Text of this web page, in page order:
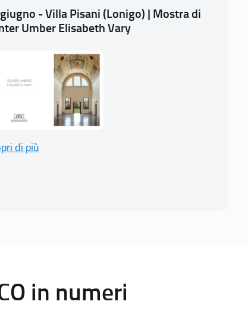
- Villa Pisani (Lonigo) | Mostra di
Umber Elisabeth Vary
di più
in numeri